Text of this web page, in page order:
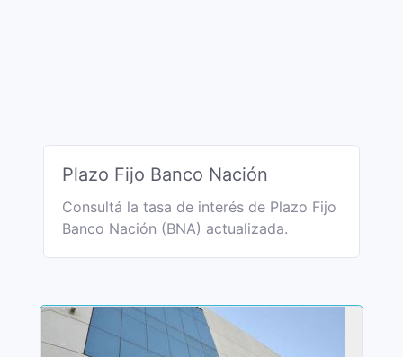
Plazo Fijo Banco Nación
Consultá la tasa de interés de Plazo Fijo
Banco Nación (BNA) actualizada.